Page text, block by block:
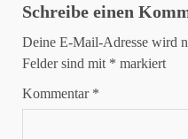
Schreibe einen
Deine E-Mail-Adresse wird
Felder sind mit * markiert
Kommentar *